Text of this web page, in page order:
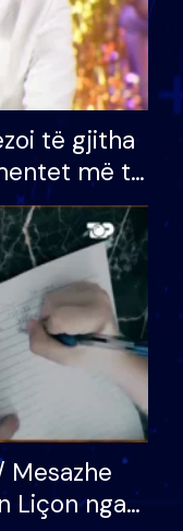
të gjitha
më të
VIP: Do më
kur…
Mesazhe
Liçon nga